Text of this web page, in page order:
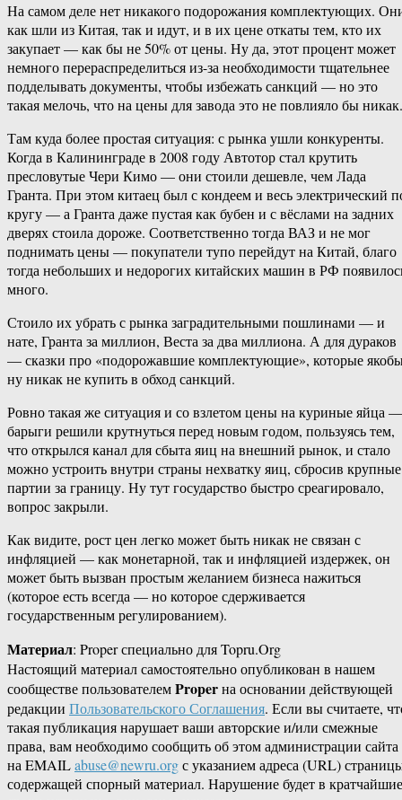
На самом деле нет никакого подорожания комплектующих.
как шли из Китая, так и идут, и в их цене откаты тем, кто их
закупает — как бы не 50% от цены. Ну да, этот процент может
немного перераспределиться из-за необходимости тщательнее
подделывать документы, чтобы избежать санкций — но это
такая мелочь, что на цены для завода это не повлияло бы никак.
Там куда более простая ситуация: с рынка ушли конкуренты.
Когда в Калининграде в 2008 году Автотор стал крутить
пресловутые Чери Кимо — они стоили дешевле, чем Лада
Гранта. При этом китаец был с кондеем и весь электрический
кругу — а Гранта даже пустая как бубен и с вёслами на задних
дверях стоила дороже. Соответственно тогда ВАЗ и не мог
поднимать цены — покупатели тупо перейдут на Китай, благо
тогда небольших и недорогих китайских машин в РФ
много.
Стоило их убрать с рынка заградительными пошлинами — и
нате, Гранта за миллион, Веста за два миллиона. А для дураков
— сказки про «подорожавшие комплектующие», которые
ну никак не купить в обход санкций.
Ровно такая же ситуация и со взлетом цены на куриные яйца —
барыги решили крутнуться перед новым годом, пользуясь тем,
что открылся канал для сбыта яиц на внешний рынок, и стало
можно устроить внутри страны нехватку яиц, сбросив крупные
партии за границу. Ну тут государство быстро среагировало,
вопрос закрыли.
Как видите, рост цен легко может быть никак не связан с
инфляцией — как монетарной, так и инфляцией издержек, он
может быть вызван простым желанием бизнеса нажиться
(которое есть всегда — но которое сдерживается
государственным регулированием).
Материал: Proper специально для Topru.Org
Настоящий материал самостоятельно опубликован в нашем
сообществе пользователемProperна основании действующей
редакции Пользовательского Соглашения. Если вы считаете,
такая публикация нарушает ваши авторские и/или смежные
права, вам необходимо сообщить об этом администрации сайта
на EMAILabuse@newru.orgс указанием адреса (URL)
содержащей спорный материал. Нарушение будет в кратчайшие